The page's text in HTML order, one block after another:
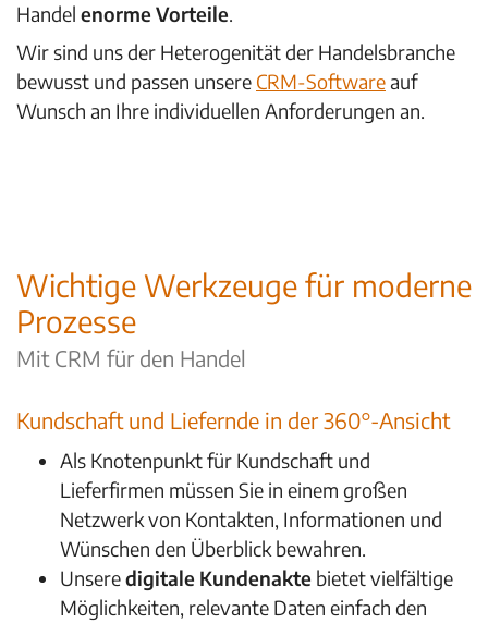
Handel enorme Vorteile.
Wir sind uns der Heterogenität der Handelsbranche
bewusst und passen unsere CRM-Softwareauf
Wunsch an Ihre individuellen Anforderungen an.
Wichtige Werkzeuge für moderne
Prozesse
Mit CRM für den Handel
Kundschaft und Liefernde in der 360°-Ansicht
Als Knotenpunkt für Kundschaft und
Lieferfirmen müssen Sie in einem großen
Netzwerk von Kontakten, Informationen und
Wünschen den Überblick bewahren.
Unseredigitale Kundenakte bietet vielfältige
Möglichkeiten, relevante Daten einfach den